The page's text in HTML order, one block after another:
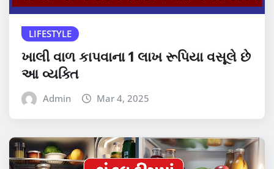
LIFESTYLE
ખાલી વાળ કાપવાના 1 લાખ રૂપિયા વસૂલે છે
આ વ્યક્તિ
Admin Mar 4, 2025